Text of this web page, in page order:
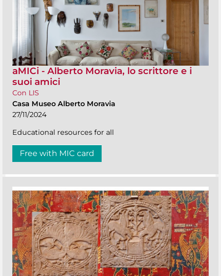
aMICi - Alberto Moravia, lo scrittore e i
suoi amici
Con LIS
Casa Museo Alberto Moravia
27/11/2024
Educational resources for all
Free with MIC card